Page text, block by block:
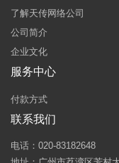
了解天传网络公司
公司简介
企业文化
服务中心
付款方式
联系我们
电话：020-83182648